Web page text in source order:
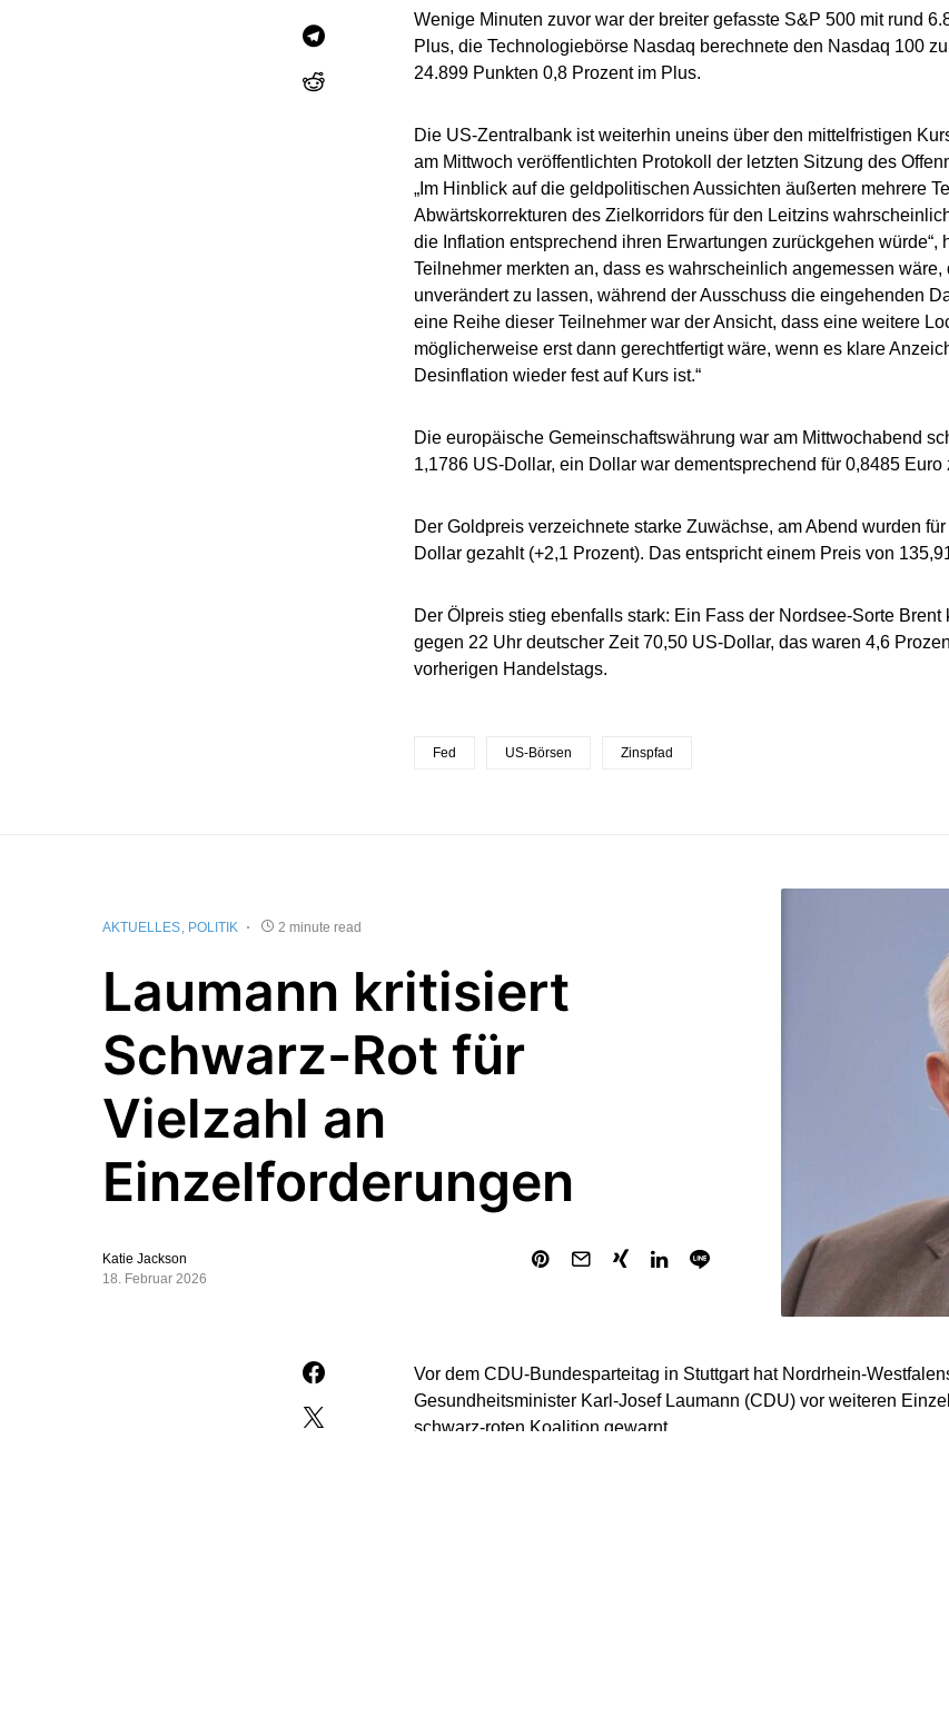
Wenige Minuten zuvor war der breiter gefasste S&P 500 mit rund
Plus, die Technologiebörse Nasdaq berechnete den Nasdaq 100
24.899 Punkten 0,8 Prozent im Plus.
Die US-Zentralbank ist weiterhin uneins über den mittelfristigen
am Mittwoch veröffentlichten Protokoll der letzten Sitzung des
„Im Hinblick auf die geldpolitischen Aussichten äußerten mehrere
Abwärtskorrekturen des Zielkorridors für den Leitzins
die Inflation entsprechend ihren Erwartungen zurückgehen würde“,
Teilnehmer merkten an, dass es wahrscheinlich angemessen
unverändert zu lassen, während der Ausschuss die eingehenden
eine Reihe dieser Teilnehmer war der Ansicht, dass eine weitere
möglicherweise erst dann gerechtfertigt wäre, wenn es klare
Desinflation wieder fest auf Kurs ist.“
Die europäische Gemeinschaftswährung war am Mittwochabend
1,1786 US-Dollar, ein Dollar war dementsprechend für 0,8485 Euro
Der Goldpreis verzeichnete starke Zuwächse, am Abend wurden
Dollar gezahlt (+2,1 Prozent). Das entspricht einem Preis von
Der Ölpreis stieg ebenfalls stark: Ein Fass der Nordsee-Sorte Brent
gegen 22 Uhr deutscher Zeit 70,50 US-Dollar, das waren 4,6
vorherigen Handelstags.
Fed US-Börsen Zinspfad
AKTUELLES POLITIK 2 minute read
Laumann kritisiert
Schwarz-Rot für
Vielzahl an
Einzelforderungen
Katie Jackson
18. Februar 2026
Vor dem CDU-Bundesparteitag in Stuttgart hat Nordrhein-
Gesundheitsminister Karl-Josef Laumann (CDU) vor weiteren
schwarz-roten Koalition gewarnt.